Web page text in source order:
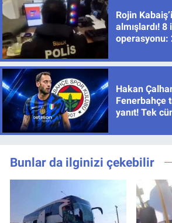
Rojin
almışlardı!
operasyonu:
Hakan
Fenerbahçe
yanıt! Tek
Bunlar da ilginizi çekebilir